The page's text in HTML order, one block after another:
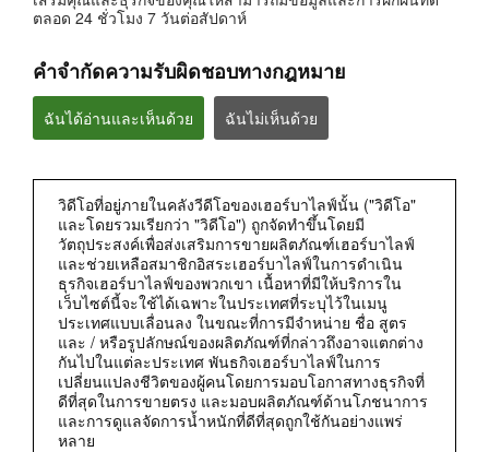
ตลอด 24 ชั่วโมง 7 วันต่อสัปดาห์
คำจำกัดความรับผิดชอบทางกฎหมาย
ฉันได้อ่านและเห็นด้วย ฉันไม่เห็นด้วย
วิดีโอที่อยู่ภายในคลังวีดีโอของเฮอร์บาไลฟ์นั้น ("วิดีโอ"
และโดยรวมเรียกว่า "วิดีโอ") ถูกจัดทำขึ้นโดยมี
วัตถุประสงค์เพื่อส่งเสริมการขายผลิตภัณฑ์เฮอร์บาไลฟ์
และช่วยเหลือสมาชิกอิสระเฮอร์บาไลฟ์ในการดำเนิน
ธุรกิจเฮอร์บาไลฟ์ของพวกเขา เนื้อหาที่มีให้บริการใน
เว็บไซต์นี้จะใช้ได้เฉพาะในประเทศที่ระบุไว้ในเมนู
ประเทศแบบเลื่อนลง ในขณะที่การมีจำหน่าย ชื่อ สูตร
และ / หรือรูปลักษณ์ของผลิตภัณฑ์ที่กล่าวถึงอาจแตกต่าง
กันไปในแต่ละประเทศ พันธกิจเฮอร์บาไลฟ์ในการ
เปลี่ยนแปลงชีวิตของผู้คนโดยการมอบโอกาสทางธุรกิจที่
ดีที่สุดในการขายตรง และมอบผลิตภัณฑ์ด้านโภชนาการ
และการดูแลจัดการน้ำหนักที่ดีที่สุดถูกใช้กันอย่างแพร่
หลาย
สิ่งที่ระบุบนฉลากผลิตภัณฑ์มีอยู่ในนั้นจริงไหม?
เฮอร์บาไลฟ์ให้ความโปร่งใสของข้อมูลส่วนผสมบนฉลาก